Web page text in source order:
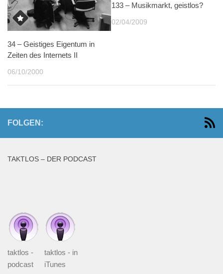
34 – Geistiges Eigentum in
Zeiten des Internets II
06/10/2000
133 – Musikmarkt, geistlos?
02/04/2009
FOLGEN:
TAKTLOS – DER PODCAST
taktlos -
podcast
taktlos - in
iTunes